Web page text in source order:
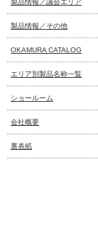
製品情報／議会エリア
製品情報／その他
OKAMURA CATALOG
エリア別製品名称一覧
ショールーム
会社概要
裏表紙